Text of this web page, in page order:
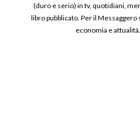
(duro e serio) in tv, quotidiani,
libro pubblicato. Per il Messaggero
economia e attualità.